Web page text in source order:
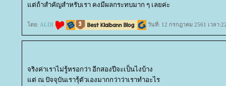
ต่ถ้าสำคัญสำหรับเรา คงมีผลกระทบมาก ๆ เลยค่ะ
ดย: ALDI วันที่: 12 กรกฎาคม 2561 เวลา
จริงค่าเราไม่รู้หรอกว่า อีกสองปีจะเป็นไงบ้าง
ต่ ณ ปัจจุบันเรารุ้ตัวเองมากกว่าว่าเราทำอะไร